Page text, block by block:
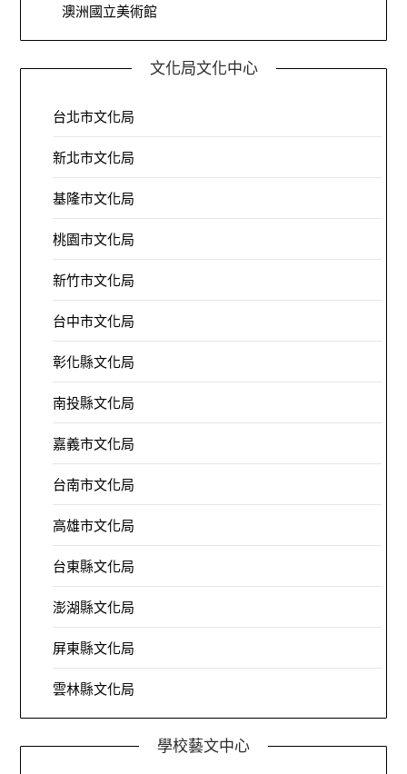
澳洲國立美術館
文化局文化中心
台北市文化局
新北市文化局
基隆市文化局
桃園市文化局
新竹市文化局
台中市文化局
彰化縣文化局
南投縣文化局
嘉義市文化局
台南市文化局
高雄市文化局
台東縣文化局
澎湖縣文化局
屏東縣文化局
雲林縣文化局
學校藝文中心